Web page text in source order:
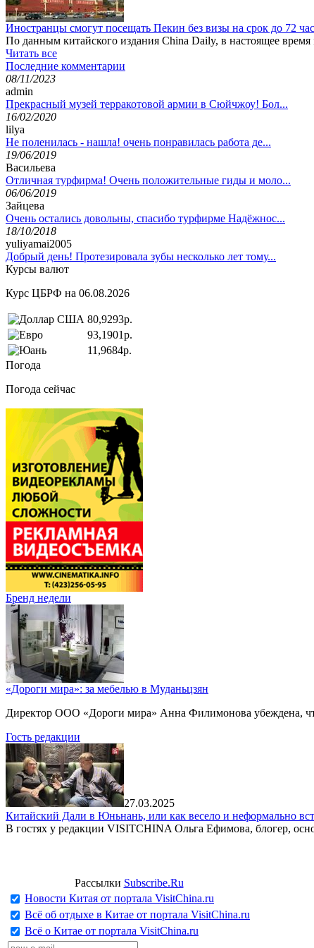
Иностранцы смогут посещать Пекин без визы на срок до 72
По данным китайского издания China Daily, в настоящее
Читать все
Последние комментарии
08/11/2023
admin
Прекрасный музей терракотовой армии в Сюйчжоу! Бол...
16/02/2020
lilya
Не поленилась - нашла! очень понравилась работа де...
19/06/2019
Васильева
Отличная турфирма! Очень положительные гиды и моло...
06/06/2019
Зайцева
Очень остались довольны, спасибо турфирме Надёжнос...
18/10/2018
yuliyamai2005
Добрый день! Протезировала зубы несколько лет тому...
Курсы валют
Курс ЦБРФ на 06.08.2026
80,9293р.
93,1901р.
11,9684р.
Погода
Погода сейчас
Бренд недели
«Дороги мира»: за мебелью в Муданьцзян
Директор ООО «Дороги мира» Анна Филимонова убеждена, что
Гость редакции
27.03.2025
Китайский Дали в Юньнань, или как весело и неформально
В гостях у редакции VISITCHINA Ольга Ефимова, блогер,
Рассылки Subscribe.Ru
Новости Китая от портала VisitChina.ru
Всё об отдыхе в Китае от портала VisitChina.ru
Всё о Китае от портала VisitChina.ru